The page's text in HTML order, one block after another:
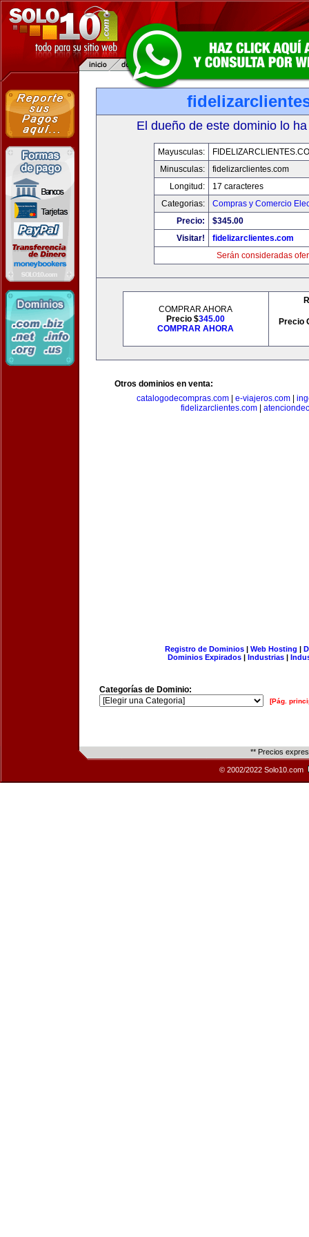
El dueño de este dominio lo
Mayusculas:
Minusculas:
fidelizarclientes.com
Longitud:
17 caracteres
Categorias:
Compras y Comercio
Precio:
$345.00
Visitar!
fidelizarclientes.com
Serán consideradas
COMPRAR AHORA
Precio $345.00
COMPRAR AHORA
Precio
Otros dominios en venta:
catalogodecompras.com| e-viajeros.com|
fidelizarclientes.com|
Registro de Dominios| Web Hosting |
Dominios Expirados | Industrias |
Categorías de Dominio:
[Pág.
** Precios
© 2002/2022 Solo10.com